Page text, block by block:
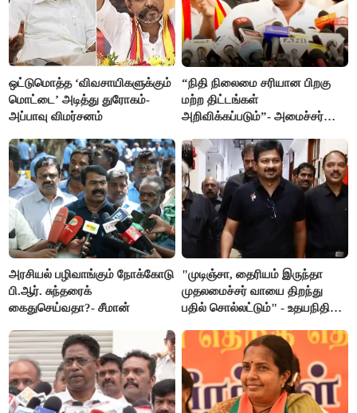
ஒட்டுமொத்த ‘விவசாயிகளுக்கும்
மொட்டை’ அடித்து துரோகம்-
அப்பாவு விமர்சனம்
“நிதி நிலைமை சரியான பிறகு
மற்ற திட்டங்கள்
அறிவிக்கப்படும்”- அமைச்சர்
அரசியல் பழிவாங்கும் நோக்கோடு
பி.ஆர். சுந்தரைக்
கைதுசெய்வதா?- சீமான்
"முடிஞ்சா, தைரியம் இருந்தா
முதலமைச்சர் வாயை திறந்து
பதில் சொல்லட்டும்" - உதயநிதி